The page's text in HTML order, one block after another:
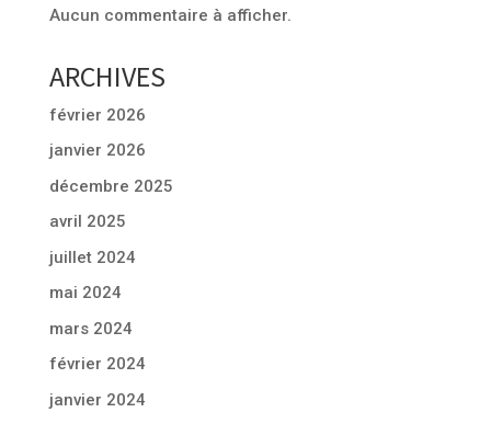
Aucun commentaire à afficher.
ARCHIVES
février 2026
janvier 2026
décembre 2025
avril 2025
juillet 2024
mai 2024
mars 2024
février 2024
janvier 2024